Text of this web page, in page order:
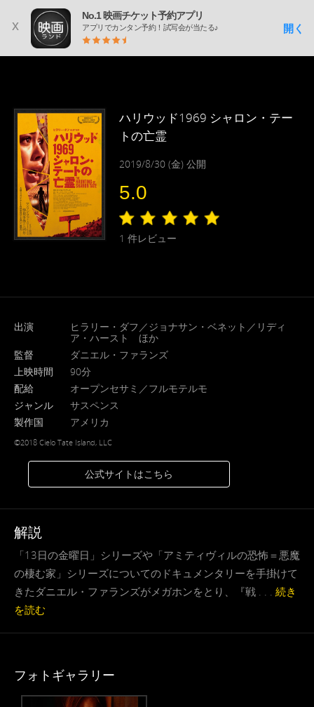
x
No.1 映画チケット予約アプリ
アプリでカンタン予約！試写会が当たる♪ 開く
ハリウッド1969 シャロン・テー
トの亡霊
2019/8/30 (金) 公開
5.0
1 件レビュー
出演
ヒラリー・ダフ／ジョナサン・ベネット／リディ
ア・ハースト ほか
監督
ダニエル・ファランズ
上映時間
90分
配給
オープンセサミ／フルモテルモ
ジャンル
サスペンス
製作国
アメリカ
©2018 Cielo Tate Island, LLC
公式サイトはこちら
解説
「13日の金曜日」シリーズや「アミティヴィルの恐怖＝悪魔
の棲む家」シリーズについてのドキュメンタリーを手掛けて
きたダニエル・ファランズがメガホンをとり、『戦 . . . 続き
を読む
フォトギャラリー